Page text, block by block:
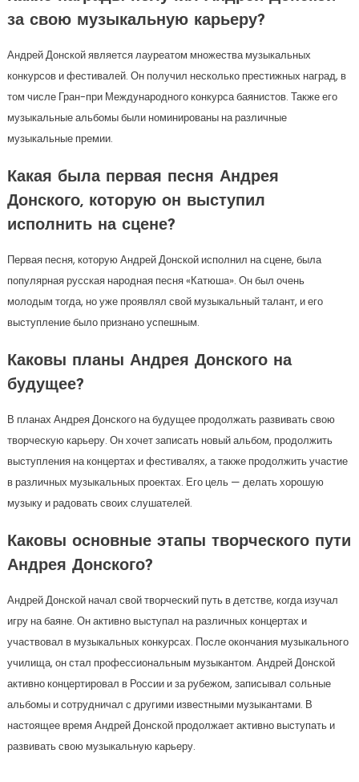
за свою музыкальную карьеру?
Андрей Донской является лауреатом множества музыкальных
конкурсов и фестивалей. Он получил несколько престижных наград, в
том числе Гран-при Международного конкурса баянистов. Также его
музыкальные альбомы были номинированы на различные
музыкальные премии.
Какая была первая песня Андрея
Донского, которую он выступил
исполнить на сцене?
Первая песня, которую Андрей Донской исполнил на сцене, была
популярная русская народная песня «Катюша». Он был очень
молодым тогда, но уже проявлял свой музыкальный талант, и его
выступление было признано успешным.
Каковы планы Андрея Донского на
будущее?
В планах Андрея Донского на будущее продолжать развивать свою
творческую карьеру. Он хочет записать новый альбом, продолжить
выступления на концертах и фестивалях, а также продолжить участие
в различных музыкальных проектах. Его цель — делать хорошую
музыку и радовать своих слушателей.
Каковы основные этапы творческого пути
Андрея Донского?
Андрей Донской начал свой творческий путь в детстве, когда изучал
игру на баяне. Он активно выступал на различных концертах и
участвовал в музыкальных конкурсах. После окончания музыкального
училища, он стал профессиональным музыкантом. Андрей Донской
активно концертировал в России и за рубежом, записывал сольные
альбомы и сотрудничал с другими известными музыкантами. В
настоящее время Андрей Донской продолжает активно выступать и
развивать свою музыкальную карьеру.